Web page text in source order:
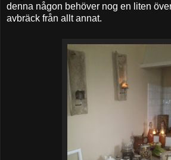
denna någon behöver nog en liten
avbräck från allt annat.